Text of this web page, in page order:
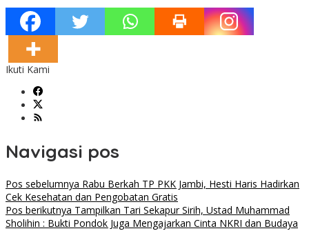
Ikuti Kami
Navigasi pos
Pos sebelumnya Rabu Berkah TP PKK Jambi, Hesti Haris Hadirkan
Cek Kesehatan dan Pengobatan Gratis
Pos berikutnya Tampilkan Tari Sekapur Sirih, Ustad Muhammad
Sholihin : Bukti Pondok Juga Mengajarkan Cinta NKRI dan Budaya